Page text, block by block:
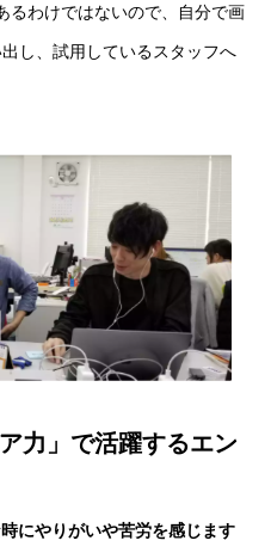
るわけではないので、自分で画
し、試用しているスタッフへ
力」で活躍するエン
にやりがいや苦労を感じます